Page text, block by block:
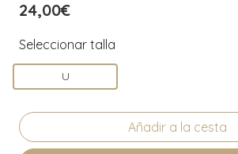
24,00€
Seleccionar talla
U